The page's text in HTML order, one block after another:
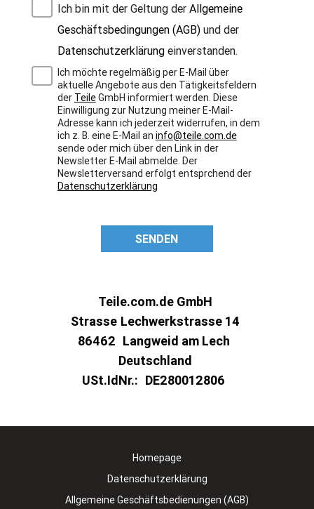
Ich bin mit der Geltung der Allgemeine
Geschäftsbedingungen (AGB)und der
Datenschutzerklärungeinverstanden.
Ich möchte regelmäßig per E-Mail über
aktuelle Angebote aus den Tätigkeitsfeldern
der TeileGmbH informiert werden. Diese
Einwilligung zur Nutzung meiner E-Mail-
Adresse kann ich jederzeit widerrufen, in dem
ich z. B. eine E-Mail an info@teile.com.de
sende oder mich über den Link in der
Newsletter E-Mail abmelde. Der
Newsletterversand erfolgt entsprchend der
Datenschutzerklärung
SENDEN
Teile.com.de GmbH
Strasse Lechwerkstrasse 14
86462 Langweid am Lech
Deutschland
USt.IdNr.: DE280012806
Homepage
Datenschutzerklärung
Allgemeine Geschäftsbedienungen (AGB)